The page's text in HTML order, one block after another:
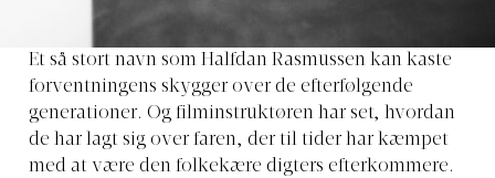
Et så stort navn som Halfdan Rasmussen kan kaste
forventningens skygger over de efterfølgende
generationer. Og filminstruktøren har set, hvordan
de har lagt sig over faren, der til tider har kæmpet
med at være den folkekære digters efterkommere.